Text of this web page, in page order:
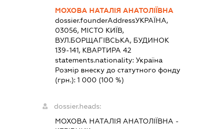
МОХОВА НАТАЛІЯ АНАТОЛІЇВНА
dossier.founderAddressУКРАЇНА,
03056, МІСТО КИЇВ,
ВУЛ.БОРЩАГІВСЬКА, БУДИНОК
139-141, КВАРТИРА 42
statements.nationality:Україна
Розмір внеску до статутного фонду
(грн.):1 000 (100 %)
dossier.heads:
МОХОВА НАТАЛІЯ АНАТОЛІЇВНА -